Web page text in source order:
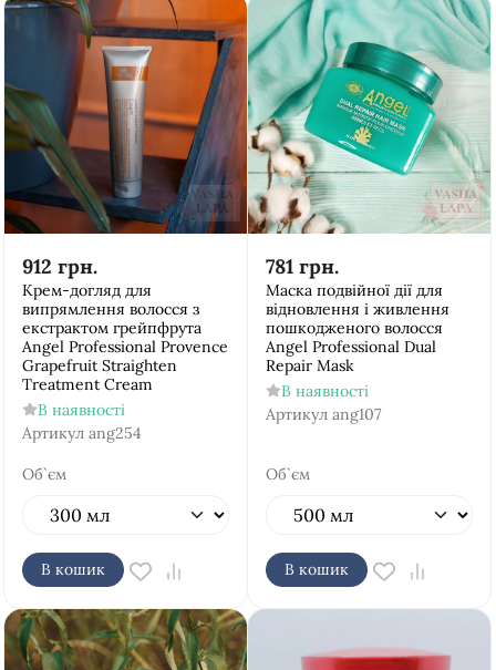
912 грн.
Крем-догляд для
випрямлення волосся з
екстрактом грейпфрута
Аngel Рrofessional Provence
Grapefruit Straighten
Treatment Cream
В наявності
Артикул ang254
Об`єм
В кошик
781 грн.
Маска подвійної дії для
відновлення і живлення
пошкодженого волосся
Аngel Рrofessional Dual
Repair Mask
В наявності
Артикул ang107
Об`єм
В кошик